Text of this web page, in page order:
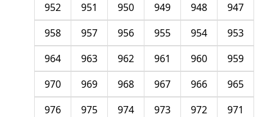
947
948
949
950
951
952
953
954
955
956
957
958
959
960
961
962
963
964
965
966
967
968
969
970
971
972
973
974
975
976